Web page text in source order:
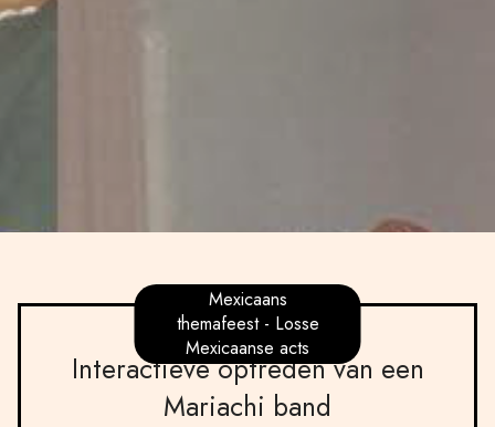
Mexicaans
themafeest - Losse
Mexicaanse acts
Interactieve optreden van een
Mariachi band